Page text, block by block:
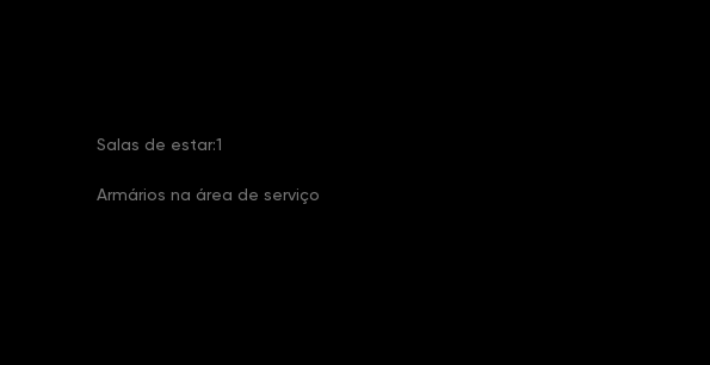
Salas de estar:1
Armários na área de serviço